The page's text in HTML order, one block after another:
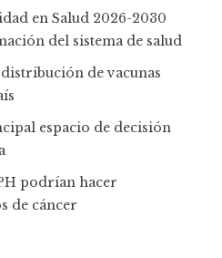
en Salud 2026-2030
del sistema de salud
de vacunas
espacio de decisión
podrían hacer
de cáncer